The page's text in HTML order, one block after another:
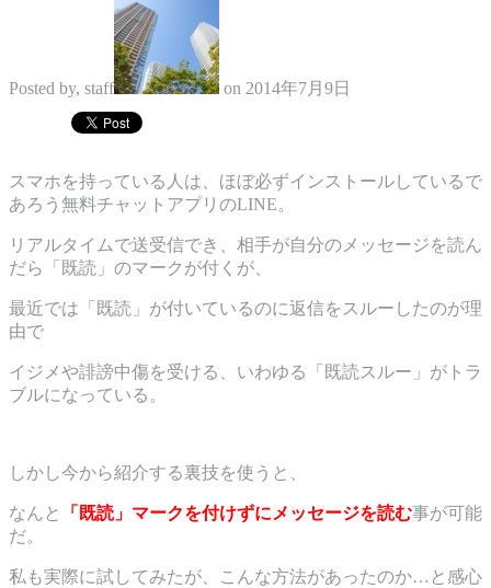
Posted by, staff on 2014年7月9日
スマホを持っている人は、ほぼ必ずインストールしているで
あろう無料チャットアプリのLINE。
リアルタイムで送受信でき、相手が自分のメッセージを読ん
だら「既読」のマークが付くが、
最近では「既読」が付いているのに返信をスルーしたのが理
由で
イジメや誹謗中傷を受ける、いわゆる「既読スルー」がトラ
ブルになっている。
しかし今から紹介する裏技を使うと、
なんと 「既読」マークを付けずにメッセージを読む事が可能
だ。
私も実際に試してみたが、こんな方法があったのか…と感心